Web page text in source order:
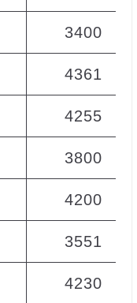
3400
4361
4255
3800
4200
3551
4230